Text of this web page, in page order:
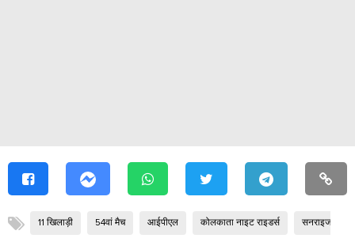
11 खिलाड़ी 54वां मैच आईपीएल कोलकाता नाइट राइडर्स सनराइजर्स